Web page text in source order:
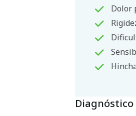
Dolor
Diagnóstico